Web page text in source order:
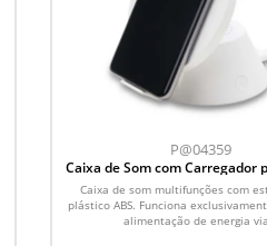
P@04359
Caixa de Som com Carregador
Caixa de som multifunções com
plástico ABS. Funciona
alimentação de energia